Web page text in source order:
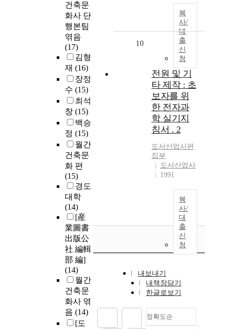
건축문
화사 단
행본팀
엮음
(17)
김형
재 (16)
장정
수 (15)
최석
창 (15)
백승
정 (15)
월간
건축문
화 편
(15)
경도
대학
(14)
[産
業圖書
出版公
社 編輯
部 編]
(14)
월간
건축문
화사 엮
음 (14)
[도
복
사/
대
출
신
청
10
전원 및 기
타 제작 : 초
보자를 위
한 전자과
학 실기지
침서 . 2
도서산업사편
집부
도서산업사
1991
복
사/
대
출
신
청
내보내기
내책장담기
한글로보기
정확도순